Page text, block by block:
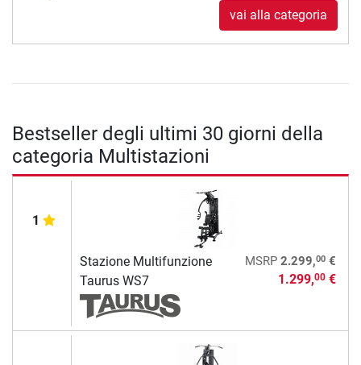
vai alla categoria
Bestseller degli ultimi 30 giorni della
categoria Multistazioni
1
Stazione Multifunzione
Taurus WS7
MSRP 2.299,00€
1.299,00€